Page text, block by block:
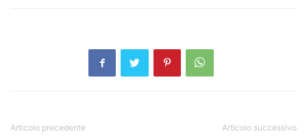
Articolo precedente Articolo successivo